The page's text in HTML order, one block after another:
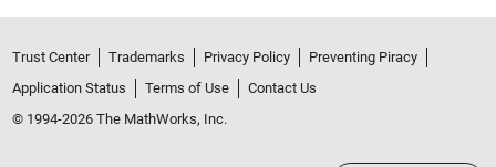
Trust Center Trademarks Privacy Policy
Preventing Piracy
Application Status
Terms of Use
Contact Us
© 1994-2026 The MathWorks, Inc.